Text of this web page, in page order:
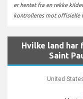
er hentet fra en rekke
kontrolleres mot offisielle
Hvilke land
Saint
United